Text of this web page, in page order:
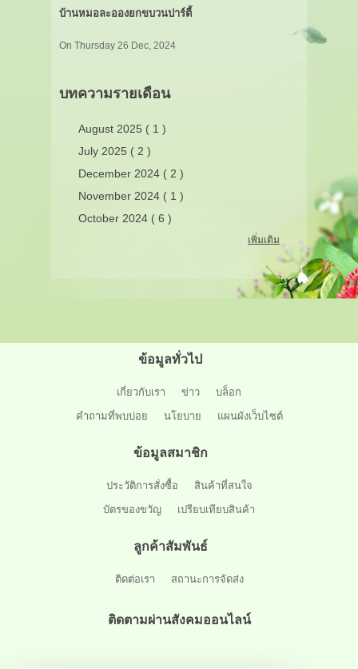
บ้านหมอละอองยกขบวนปาร์ตี้
On Thursday 26 Dec, 2024
บทความรายเดือน
August 2025 ( 1 )
July 2025 ( 2 )
December 2024 ( 2 )
November 2024 ( 1 )
October 2024 ( 6 )
เพิ่มเติม
ข้อมูลทั่วไป
เกี่ยวกับเรา ข่าว
บล็อก
คำถามที่พบบ่อย
นโยบาย แผนผังเว็บไซต์
ข้อมูลสมาชิก
ประวัติการสั่งซื้อ
สินค้าที่สนใจ
บัตรของขวัญ
เปรียบเทียบสินค้า
ลูกค้าสัมพันธ์
ติดต่อเรา สถานะการจัดส่ง
ติดตามผ่านสังคมออนไลน์